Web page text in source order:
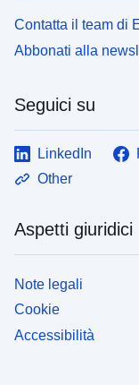
Contatta il team di
Abbonati alla
Seguici su
LinkedIn
Other
Aspetti giuridici
Note legali
Cookie
Accessibilità